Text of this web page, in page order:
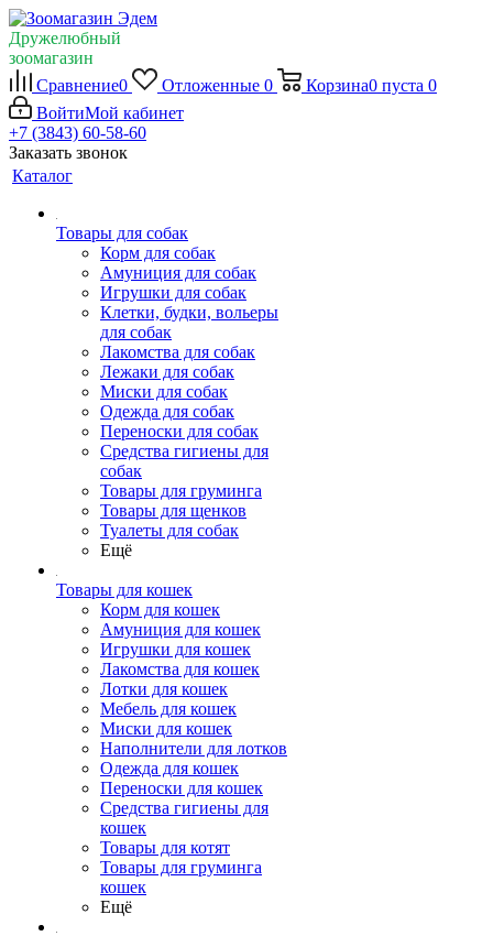
Дружелюбный
зоомагазин
Сравнение0 Отложенные 0 Корзина0 пуста 0
ВойтиМой кабинет
+7 (3843) 60-58-60
Заказать звонок
Каталог
Товары для собак
Корм для собак
Амуниция для собак
Игрушки для собак
Клетки, будки, вольеры
для собак
Лакомства для собак
Лежаки для собак
Миски для собак
Одежда для собак
Переноски для собак
Средства гигиены для
собак
Товары для груминга
Товары для щенков
Туалеты для собак
Ещё
Товары для кошек
Корм для кошек
Амуниция для кошек
Игрушки для кошек
Лакомства для кошек
Лотки для кошек
Мебель для кошек
Миски для кошек
Наполнители для лотков
Одежда для кошек
Переноски для кошек
Средства гигиены для
кошек
Товары для котят
Товары для груминга
кошек
Ещё